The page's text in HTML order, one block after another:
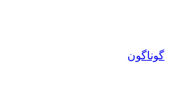
گوناگون